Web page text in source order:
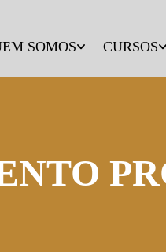
SOMOS CURSOS